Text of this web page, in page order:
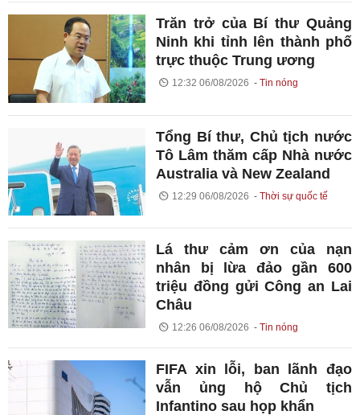
Trăn trở của Bí thư Quảng
Ninh khi tỉnh lên thành phố
trực thuộc Trung ương
12:32 06/08/2026 Tin nóng
Tổng Bí thư, Chủ tịch nước
Tô Lâm thăm cấp Nhà nước
Australia và New Zealand
12:29 06/08/2026 Thời sự quốc tế
Lá thư cảm ơn của nạn
nhân bị lừa đảo gần 600
triệu đồng gửi Công an Lai
Châu
12:26 06/08/2026 Tin nóng
FIFA xin lỗi, ban lãnh đạo
vẫn ủng hộ Chủ tịch
Infantino sau họp khẩn